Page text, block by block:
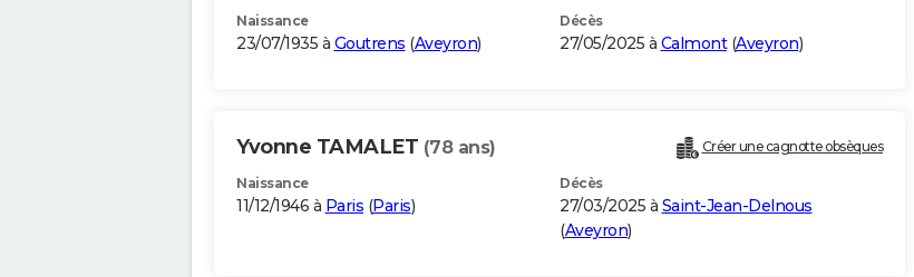
Naissance
23/07/1935 à Goutrens (Aveyron)
Décès
27/05/2025 à Calmont(Aveyron)
Yvonne TAMALET (78 ans) Créer une cagnotte obsèques
Naissance
11/12/1946 à Paris (Paris)
Décès
27/03/2025 à Saint-Jean-Delnous
(Aveyron)